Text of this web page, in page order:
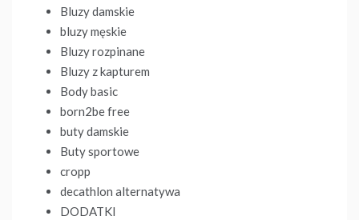
Bluzy damskie
bluzy męskie
Bluzy rozpinane
Bluzy z kapturem
Body basic
born2be free
buty damskie
Buty sportowe
cropp
decathlon alternatywa
DODATKI